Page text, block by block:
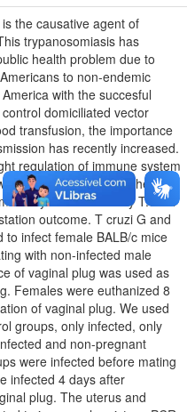
the causative agent of
trypanosomiasis has
health problem due to
to non-endemic
with the succesful
domiciliated vector
transfusion, the importance
has recently increased.
regulation of immune system
aimed to investigate the
system caused by T.cruzi
outcome. T cruzi G and
to infect female BALB/c mice
with non-infected male
of vaginal plug was used as
Females were euthanized 8
of vaginal plug. We used
groups, only infected, only
and non-pregnant
were infected before mating
infected 4 days after
plug. The uterus and